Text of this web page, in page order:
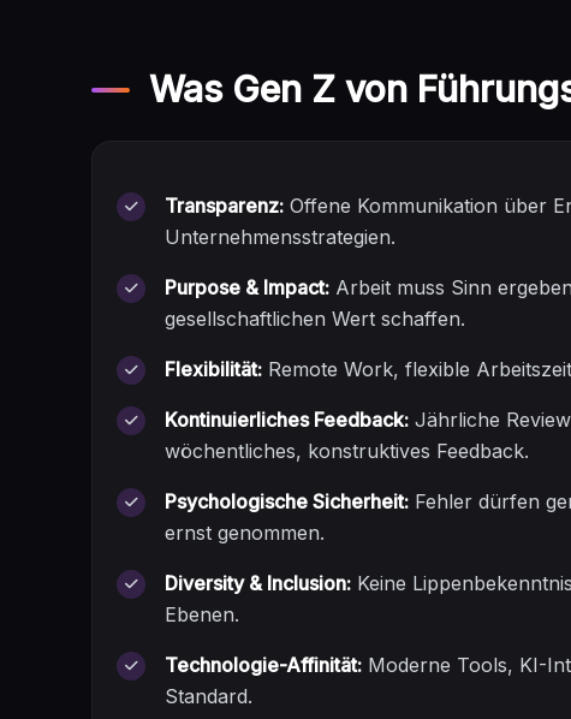
Was Gen Z von
Transparenz: Offene Kommunikation über
Unternehmensstrategien.
Purpose & Impact: Arbeit muss Sinn
gesellschaftlichen Wert schaffen.
Flexibilität: Remote Work, flexible
Kontinuierliches Feedback: Jährliche
wöchentliches, konstruktives Feedback.
Psychologische Sicherheit: Fehler dürfen
ernst genommen.
Diversity & Inclusion: Keine
Ebenen.
Technologie-Affinität: Moderne Tools, KI-
Standard.